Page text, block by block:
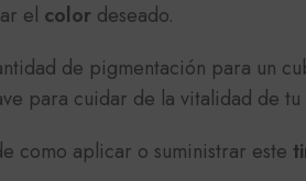
el color deseado.
de pigmentación para un
para cuidar de la vitalidad de tu
como aplicar o suministrar este